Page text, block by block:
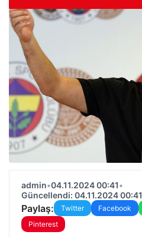
admin•04.11.2024 00:41•
Güncellendi: 04.11.2024 00:41
Paylaş: Twitter Facebook
Pinterest